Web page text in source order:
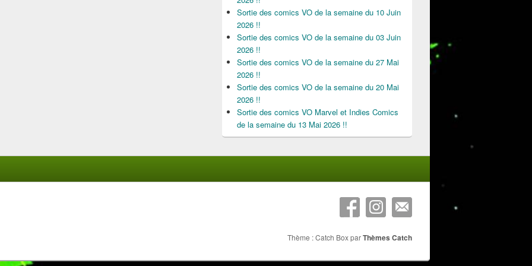
Sortie des comics VO de la semaine du 10 Juin
2026 !!
Sortie des comics VO de la semaine du 03 Juin
2026 !!
Sortie des comics VO de la semaine du 27 Mai
2026 !!
Sortie des comics VO de la semaine du 20 Mai
2026 !!
Sortie des comics VO Marvel et Indies Comics
de la semaine du 13 Mai 2026 !!
Thème : Catch Box parThèmes Catch